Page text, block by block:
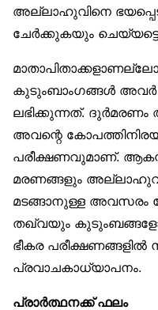
അല്ലാഹുവിനെ
ചേർക്കുകയും
കുടുംബാംഗങ്ങൾ
ലഭിക്കുന്നത്.
അവന്റെ
പരീക്ഷണവുമാണ്.
മരണങ്ങളും
മടങ്ങാനുള്ള അവസരം
തഖ്‌വയും
ഭീകര പരീക്ഷണങ്ങളിൽ
പ്രവാചകാധ്യാപനം.
പ്രാർത്ഥനക്ക് ഫലം